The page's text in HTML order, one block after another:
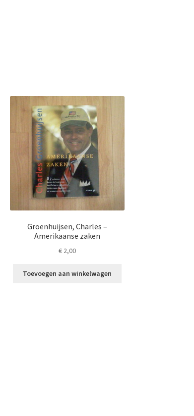
Groenhuijsen, Charles –
Amerikaanse zaken
€2,00
Toevoegen aan winkelwagen